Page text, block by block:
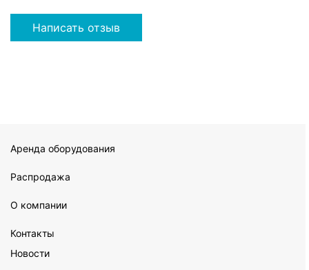
Написать отзыв
Аренда оборудования
Распродажа
О компании
Контакты
Новости